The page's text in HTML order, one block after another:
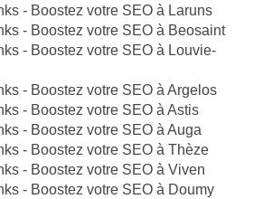
- Boostez votre SEO à Laruns
- Boostez votre SEO à Beosaint
- Boostez votre SEO à Louvie-
- Boostez votre SEO à Argelos
- Boostez votre SEO à Astis
- Boostez votre SEO à Auga
- Boostez votre SEO à Thèze
- Boostez votre SEO à Viven
- Boostez votre SEO à Doumy